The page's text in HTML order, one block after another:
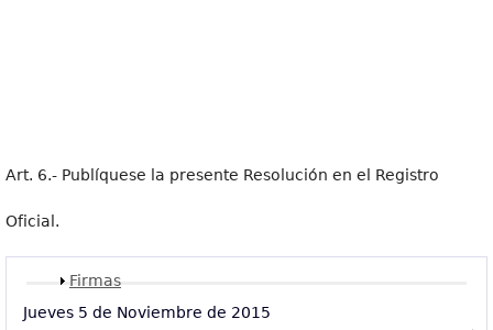
Art. 6.- Publíquese la presente Resolución en el Registro
Oficial.
Mostrar
Firmas
Jueves 5 de Noviembre de 2015